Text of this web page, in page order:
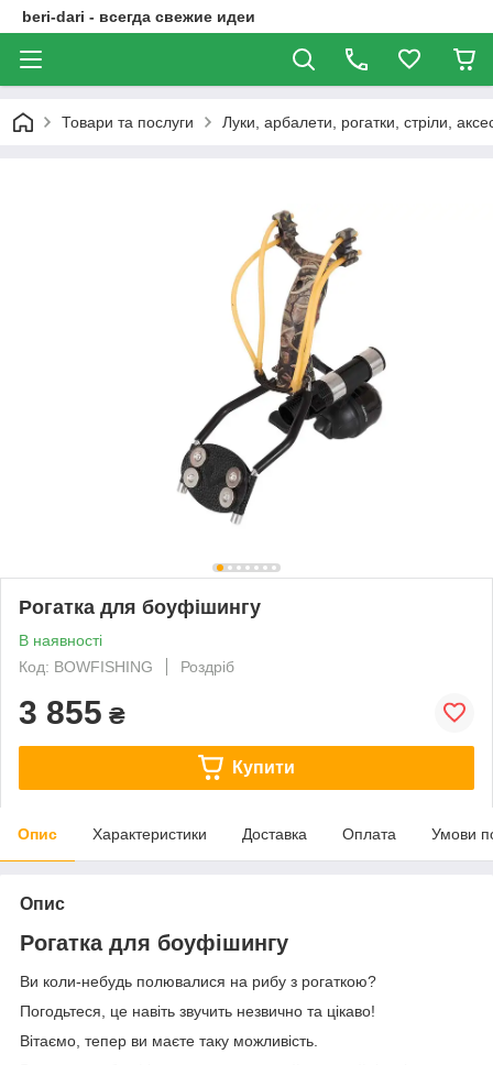
beri-dari - всегда свежие идеи
Товари та послуги Луки, арбалети, рогатки, стріли,
Рогатка для боуфішингу
В наявності
Код: BOWFISHING
Роздріб
3 855 ₴
Купити
Опис Характеристики Доставка Оплата Умови
Опис
Рогатка для боуфішингу
Ви коли-небудь полювалися на рибу з рогаткою?
Погодьтеся, це навіть звучить незвично та цікаво!
Вітаємо, тепер ви маєте таку можливість.